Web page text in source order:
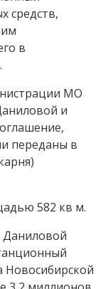
средств,
в
МО
и
переданы в
582 кв м.
Даниловой
Новосибирской